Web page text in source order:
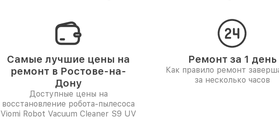
Самые лучшие цены на
ремонт в Ростове-на-
Дону
Доступные цены на
восстановление робота-пылесоса
Viomi Robot Vacuum Cleaner S9 UV
Ремонт за 1 день
Как правило ремонт
за несколько часов